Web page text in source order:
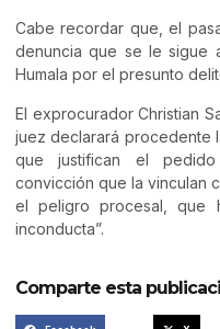
Cabe recordar que, el
denuncia que se le sigue
Humala por el presunto
El exprocurador Christian
juez declarará procedente
que justifican el
convicción que la vinculan
el peligro procesal, que
inconducta”.
Comparte esta